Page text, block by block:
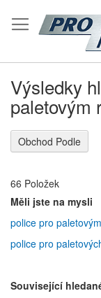
na
Obsah
Výsledky
paletovým
66 Položek
Měli jste na mysli
police pro
police pro
Související
Obchod Podle